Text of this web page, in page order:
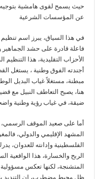
حيث يسمح لقوى هامشية بتوجيه
عن المؤسسات الشرعية
في هذا السياق، يبرز اسم تنظيم
فاعلة قادرة على حشد
الأحزاب التقليدية، هذا
أجندته الفوق وطنية ، يستغل
مبطنة، مستغلاً غياب البديل
هنا، يصبح التعاطف النبيل مع
ضيقة، في غياب رؤية وطنية
أما على صعيد الموقف الرسمي،
المشهد الإقليمي والدولي،
الفلسطينية وإدانته للعدوان،
الربح والخسارة، هذا الواقعية
المتشنجة، لكنها تعكس
ظل محيط مضطرب، إن التنديد